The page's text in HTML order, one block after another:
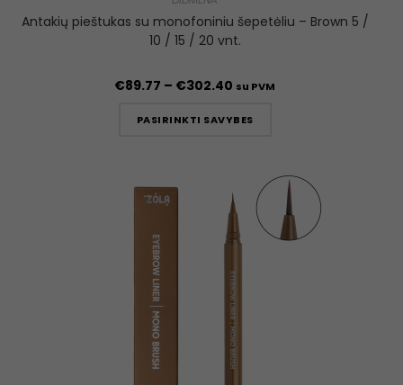
Antakių pieštukas su monofoniniu šepetėliu – Brown 5 /
10 / 15 / 20 vnt.
€89.77 – €302.40 su PVM
PASIRINKTI SAVYBES